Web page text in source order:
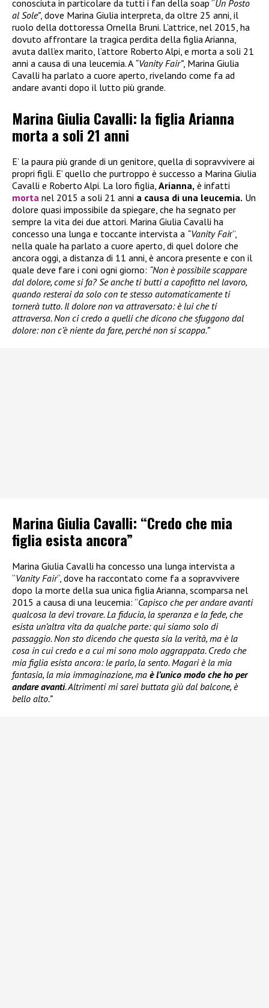
conosciuta in particolare da tutti i fan della soap “Un Posto
al Sole”, dove Marina Giulia interpreta, da oltre 25 anni, il
ruolo della dottoressa Ornella Bruni. L’attrice, nel 2015, ha
dovuto affrontare la tragica perdita della figlia Arianna,
avuta dall’ex marito, l’attore Roberto Alpi, e morta a soli 21
anni a causa di una leucemia. A “Vanity Fair”, Marina Giulia
Cavalli ha parlato a cuore aperto, rivelando come fa ad
andare avanti dopo il lutto più grande.
Marina Giulia Cavalli: la figlia Arianna
morta a soli 21 anni
E’ la paura più grande di un genitore, quella di sopravvivere ai
propri figli. E’ quello che purtroppo è successo a Marina Giulia
Cavalli e Roberto Alpi. La loro figlia, Arianna, è infatti
morta nel 2015 a soli 21 anni a causa di una leucemia. Un
dolore quasi impossibile da spiegare, che ha segnato per
sempre la vita dei due attori. Marina Giulia Cavalli ha
concesso una lunga e toccante intervista a “Vanity Fair”,
nella quale ha parlato a cuore aperto, di quel dolore che
ancora oggi, a distanza di 11 anni, è ancora presente e con il
quale deve fare i coni ogni giorno: “Non è possibile scappare
dal dolore, come si fa? Se anche ti butti a capofitto nel lavoro,
quando resterai da solo con te stesso automaticamente ti
tornerà tutto. Il dolore non va attraversato: è lui che ti
attraversa. Non ci credo a quelli che dicono che sfuggono dal
dolore: non c’è niente da fare, perché non si scappa.”
Marina Giulia Cavalli: “Credo che mia
figlia esista ancora”
Marina Giulia Cavalli ha concesso una lunga intervista a
“Vanity Fair“, dove ha raccontato come fa a sopravvivere
dopo la morte della sua unica figlia Arianna, scomparsa nel
2015 a causa di una leucemia: “Capisco che per andare avanti
qualcosa la devi trovare. La fiducia, la speranza e la fede, che
esista un’altra vita da qualche parte: qui siamo solo di
passaggio. Non sto dicendo che questa sia la verità, ma è la
cosa in cui credo e a cui mi sono molo aggrappata. Credo che
mia figlia esista ancora: le parlo, la sento. Magari è la mia
fantasia, la mia immaginazione, ma è l’unico modo che ho per
andare avanti. Altrimenti mi sarei buttata giù dal balcone, è
bello alto.”